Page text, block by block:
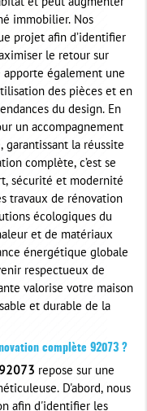
et peut augmenter
immobilier. Nos
projet afin d’identifier
le retour sur
également une
des pièces et en
du design. En
un accompagnement
garantissant la réussite
complète, c’est se
sécurité et modernité
travaux de rénovation
écologiques du
et de matériaux
énergétique globale
respectueux de
valorise votre maison
et durable de la
complète 92073 ?
repose sur une
D'abord, nous
afin d'identifier les